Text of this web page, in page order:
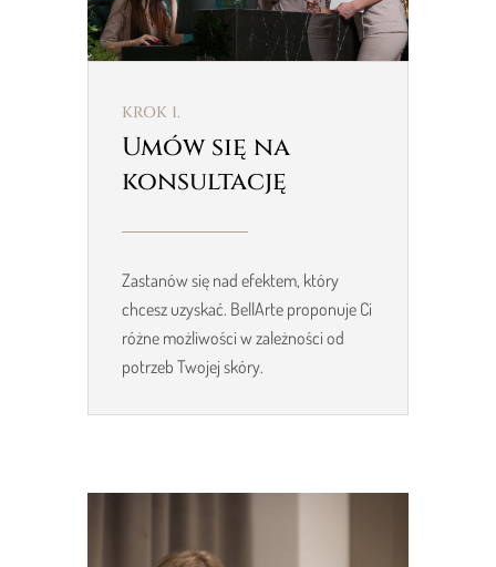
Umów się na
konsultację
KROK 1.
Zastanów się nad efektem, który
chcesz uzyskać. BellArte proponuje Ci
różne możliwości w zależności od
potrzeb Twojej skóry.